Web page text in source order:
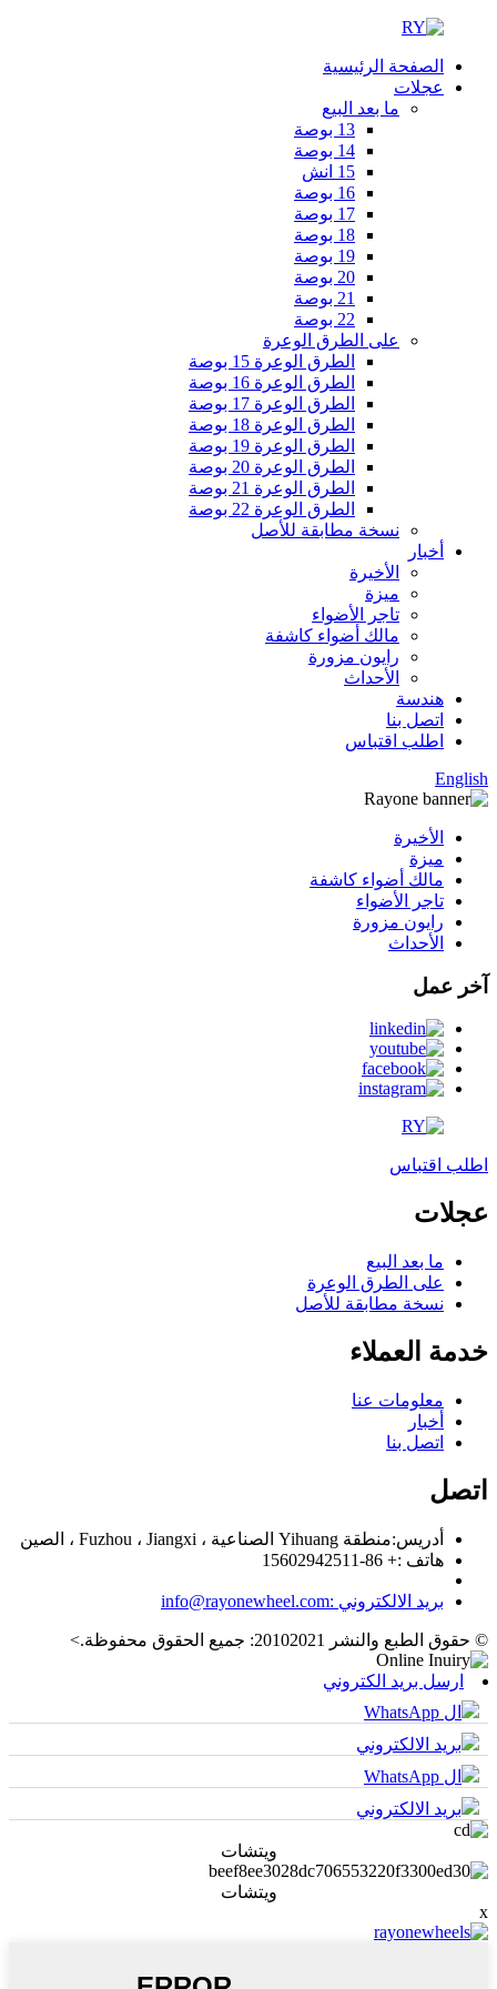
الصفحة الرئيسية
عجلات
ما بعد البيع
13 بوصة
14 بوصة
15 انش
16 بوصة
17 بوصة
18 بوصة
19 بوصة
20 بوصة
21 بوصة
22 بوصة
على الطرق الوعرة
الطرق الوعرة 15 بوصة
الطرق الوعرة 16 بوصة
الطرق الوعرة 17 بوصة
الطرق الوعرة 18 بوصة
الطرق الوعرة 19 بوصة
الطرق الوعرة 20 بوصة
الطرق الوعرة 21 بوصة
الطرق الوعرة 22 بوصة
نسخة مطابقة للأصل
أخبار
الأخيرة
ميزة
تاجر الأضواء
مالك أضواء كاشفة
رايون مزورة
الأحداث
هندسة
اتصل بنا
اطلب اقتباس
English
الأخيرة
ميزة
مالك أضواء كاشفة
تاجر الأضواء
رايون مزورة
الأحداث
آخر عمل
اطلب اقتباس
عجلات
ما بعد البيع
على الطرق الوعرة
نسخة مطابقة للأصل
خدمة العملاء
معلومات عنا
أخبار
اتصل بنا
اتصل
أدريس:منطقة Yihuang الصناعية ، Fuzhou ، Jiangxi ، الصين
هاتف :+ 86-15602942511
بريد الالكتروني :info@rayonewheel.com
© حقوق الطبع والنشر 20102021: جميع الحقوق محفوظة. >
ارسل بريد الكتروني
ال WhatsApp
بريد الالكتروني
ال WhatsApp
بريد الالكتروني
ويتشات
ويتشات
x